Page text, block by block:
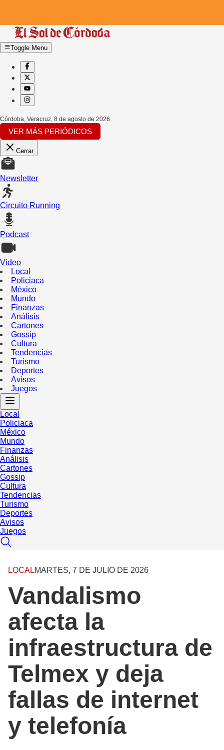
Toggle Menu
Córdoba, Veracruz 8 de agosto de 2026
VER MÁS PERIÓDICOS
Cerrar
Newsletter
Circuito Running
Podcast
Video
Local
Policiaca
México
Mundo
Finanzas
Análisis
Cartones
Gossip
Cultura
Tendencias
Turismo
Deportes
Avisos
Juegos
Local
Policiaca
México
Mundo
Finanzas
Análisis
Cartones
Gossip
Cultura
Tendencias
Turismo
Deportes
Avisos
Juegos
LOCALMARTES, 7 DE JULIO DE 2026
Vandalismo
afecta la
infraestructura de
Telmex y deja
fallas de internet
y telefonía